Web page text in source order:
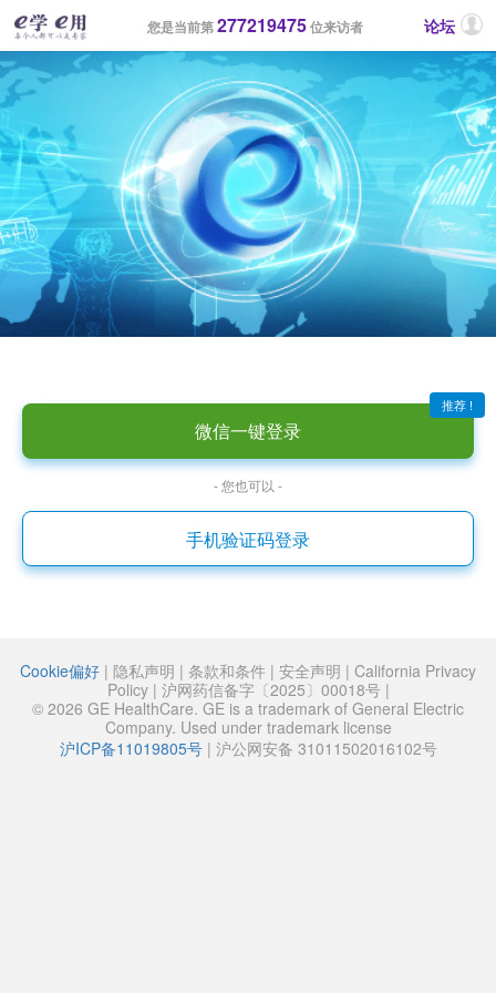
您是当前第277219475位来访者 论坛
推荐 !
微信一键登录
- 您也可以 -
手机验证码登录
Cookie偏好 | 隐私声明 | 条款和条件 | 安全声明 | California Privacy
Policy| 沪网药信备字〔2025〕00018号|
© 2026 GE HealthCare. GE is a trademark of General Electric
Company. Used under trademark license
沪ICP备11019805号| 沪公网安备 31011502016102号